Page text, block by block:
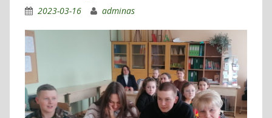
2023-03-16 adminas